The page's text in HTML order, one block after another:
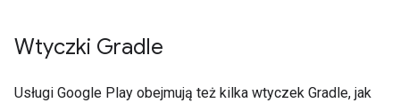
Wtyczki Gradle
Usługi Google Play obejmują też kilka wtyczek Gradle, jak